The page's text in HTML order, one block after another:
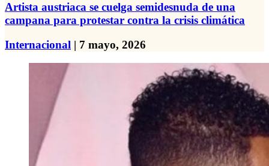
Artista austriaca se cuelga semidesnuda de una
campana para protestar contra la crisis climática
Internacional | 7 mayo, 2026